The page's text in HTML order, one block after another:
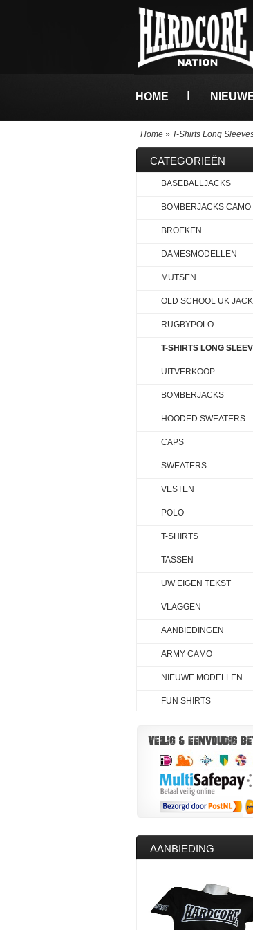
HOME
Home » T-Shirts Long
CATEGORIEËN
BASEBALLJACKS
BOMBERJACKS CAMO
BROEKEN
DAMESMODELLEN
MUTSEN
OLD SCHOOL UK
RUGBYPOLO
T-SHIRTS LONG
UITVERKOOP
BOMBERJACKS
HOODED SWEATERS
CAPS
SWEATERS
VESTEN
POLO
T-SHIRTS
TASSEN
UW EIGEN TEKST
VLAGGEN
AANBIEDINGEN
ARMY CAMO
NIEUWE MODELLEN
FUN SHIRTS
AANBIEDING